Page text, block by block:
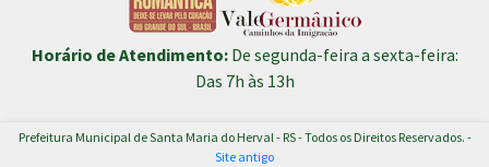
Horário de Atendimento:De segunda-feira a sexta-feira:
Das 7h às 13h
Prefeitura Municipal de Santa Maria do Herval - RS - Todos os Direitos Reservados. -
Site antigo